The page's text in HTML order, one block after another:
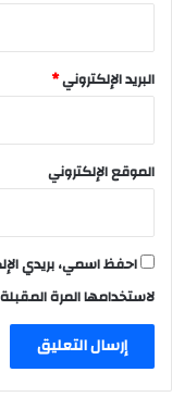
البريد الإلكتروني*
الموقع الإلكتروني
احفظ اسمي، بريدي
لاستخدامها المرة